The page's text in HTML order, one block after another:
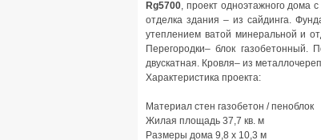
Rg5700, проект одноэтажного дома
отделка здания – из сайдинга.
утеплением ватой минеральной и
Перегородки– блок
двускатная. Кровля– из
Характеристика проекта:
Материал стен газобетон / пеноблок
Жилая площадь 37,7 кв. м
Размеры дома 9,8 x 10,3 м